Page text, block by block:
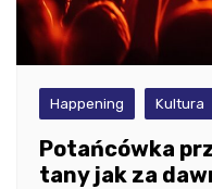
Happening Kultura
Potańcówka
tany jak za